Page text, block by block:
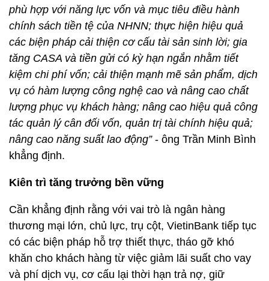
phù hợp với năng lực vốn và mục tiêu điều hành
chính sách tiền tệ của NHNN; thực hiện hiệu quả
các biện pháp cải thiện cơ cấu tài sản sinh lời; gia
tăng CASA và tiền gửi có kỳ hạn ngắn nhằm tiết
kiệm chi phí vốn; cải thiện mạnh mẽ sản phẩm, dịch
vụ có hàm lượng công nghệ cao và nâng cao chất
lượng phục vụ khách hàng; nâng cao hiệu quả công
tác quản lý cân đối vốn, quản trị tài chính hiệu quả;
nâng cao năng suất lao động”- ông Trần Minh Bình
khẳng định.
Kiên trì tăng trưởng bền vững
Cần khẳng định rằng với vai trò là ngân hàng
thương mại lớn, chủ lực, trụ cột, VietinBank tiếp tục
có các biện pháp hỗ trợ thiết thực, tháo gỡ khó
khăn cho khách hàng từ việc giảm lãi suất cho vay
và phí dịch vụ, cơ cấu lại thời hạn trả nợ, giữ